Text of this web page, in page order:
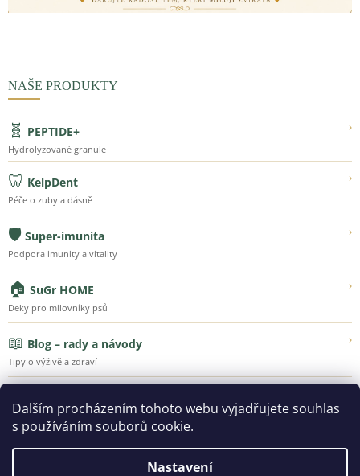
Dalším procházením tohoto webu vyjadřujete souhlas
s používáním souborů cookie.
Nastavení
NAŠE PRODUKTY
🧬 PEPTIDE+ ›
Hydrolyzované granule
🦷 KelpDent ›
Péče o zuby a dásně
🛡️ Super-imunita ›
Podpora imunity a vitality
🏠 SuGr HOME ›
Deky pro milovníky psů
📖 Blog – rady a návody ›
Tipy o výživě a zdraví
Poznejte Super-Granule